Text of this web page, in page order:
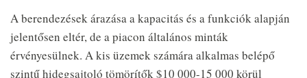
A berendezések árazása a kapacitás és a funkciók alapján
jelentősen eltér, de a piacon általános minták
érvényesülnek. A kis üzemek számára alkalmas belépő
szintű hidegsajtoló tömörítők $10 000-15 000 körül